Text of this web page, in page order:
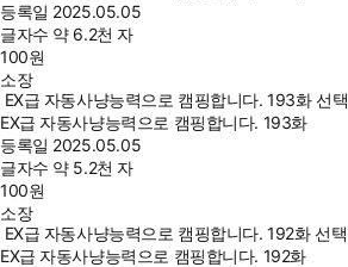
등록일 2025.05.05
글자수 약 6.2천 자
100원
소장
EX급 자동사냥능력으로 캠핑합니다. 193화 선택
EX급 자동사냥능력으로 캠핑합니다. 193화
등록일 2025.05.05
글자수 약 5.2천 자
100원
소장
EX급 자동사냥능력으로 캠핑합니다. 192화 선택
EX급 자동사냥능력으로 캠핑합니다. 192화